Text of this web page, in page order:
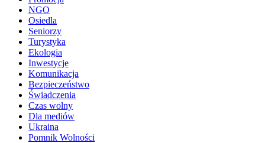
NGO
Osiedla
Seniorzy
Turystyka
Ekologia
Inwestycje
Komunikacja
Bezpieczeństwo
Świadczenia
Czas wolny
Dla mediów
Ukraina
Pomnik Wolności